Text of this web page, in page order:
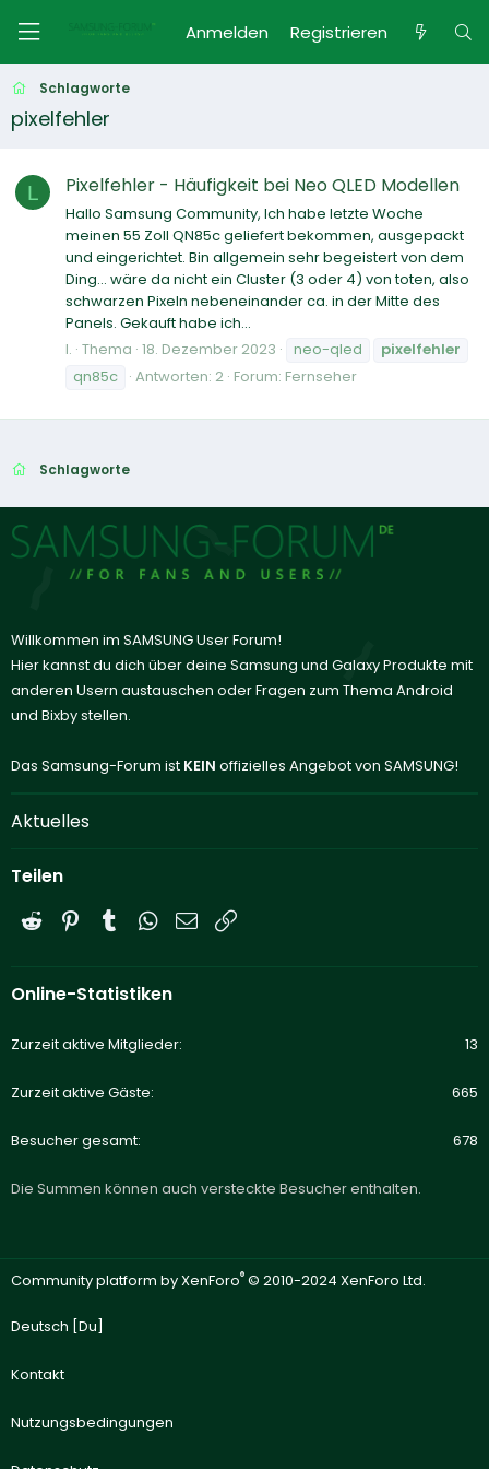
Anmelden Registrieren
Schlagworte
pixelfehler
L Pixelfehler - Häufigkeit bei Neo QLED Modellen
Hallo Samsung Community, Ich habe letzte Woche
meinen 55 Zoll QN85c geliefert bekommen, ausgepackt
und eingerichtet. Bin allgemein sehr begeistert von dem
Ding... wäre da nicht ein Cluster (3 oder 4) von toten, also
schwarzen Pixeln nebeneinander ca. in der Mitte des
Panels. Gekauft habe ich...
l. Thema 18. Dezember 2023 neo-qled
pixelfehler
qn85c
Antworten: 2 Forum: Fernseher
Schlagworte
Willkommen im SAMSUNG User Forum!
Hier kannst du dich über deine Samsung und Galaxy Produkte mit
anderen Usern austauschen oder Fragen zum Thema Android
und Bixby stellen.
Das Samsung-Forum ist KEIN offizielles Angebot von SAMSUNG!
Aktuelles
Teilen
Reddit PinterestTumblrWhatsApp
E-Mail
Online-Statistiken
Zurzeit aktive Mitglieder 13
Zurzeit aktive Gäste 665
Besucher gesamt 678
Die Summen können auch versteckte Besucher enthalten.
Community platform by XenForo® © 2010-2024 XenForo Ltd.
Deutsch [Du]
Kontakt
Nutzungsbedingungen